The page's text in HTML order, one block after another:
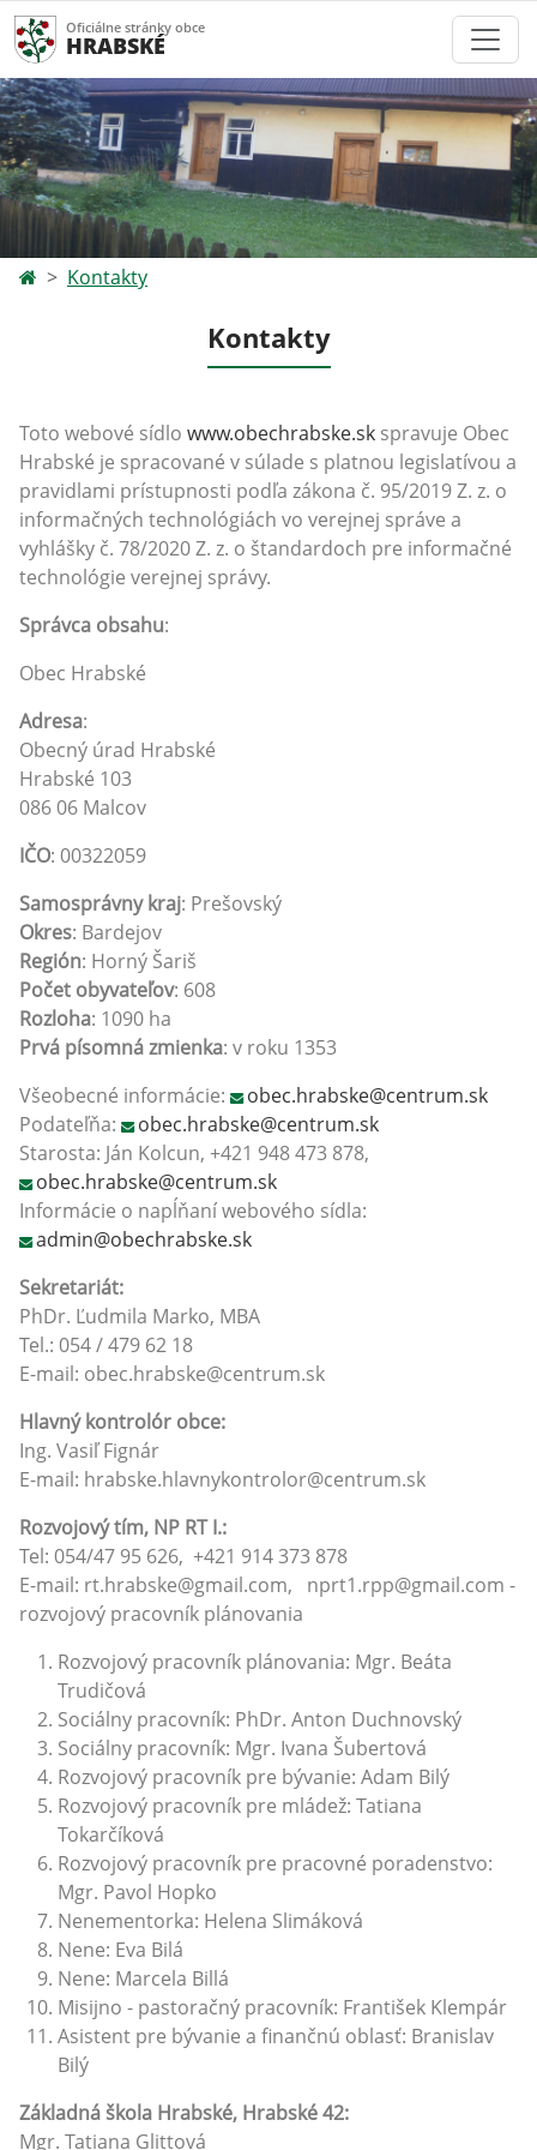
Oficiálne stránky obce
HRABSKÉ
Kontakty
Kontakty
Toto webové sídlo www.obechrabske.sk spravuje Obec
Hrabské je spracované v súlade s platnou legislatívou a
pravidlami prístupnosti podľa zákona č. 95/2019 Z. z. o
informačných technológiách vo verejnej správe a
vyhlášky č. 78/2020 Z. z. o štandardoch pre informačné
technológie verejnej správy.
Správca obsahu:
Obec Hrabské
Adresa:
Obecný úrad Hrabské
Hrabské 103
086 06 Malcov
IČO: 00322059
Samosprávny kraj: Prešovský
Okres: Bardejov
Región: Horný Šariš
Počet obyvateľov: 608
Rozloha: 1090 ha
Prvá písomná zmienka: v roku 1353
Všeobecné informácie:
obec.hrabske@centrum.sk
Podateľňa:
obec.hrabske@centrum.sk
Starosta: Ján Kolcun, +421 948 473 878,
obec.hrabske@centrum.sk
Informácie o napĺňaní webového sídla:
admin@obechrabske.sk
Sekretariát:
PhDr. Ľudmila Marko, MBA
Tel.: 054 / 479 62 18
E-mail: obec.hrabske@centrum.sk
Hlavný kontrolór obce:
Ing. Vasiľ Fignár
E-mail: hrabske.hlavnykontrolor@centrum.sk
Rozvojový tím, NP RT I.:
Tel: 054/47 95 626, +421 914 373 878
E-mail: rt.hrabske@gmail.com, nprt1.rpp@gmail.com -
rozvojový pracovník plánovania
Rozvojový pracovník plánovania: Mgr. Beáta
Trudičová
Sociálny pracovník: PhDr. Anton Duchnovský
Sociálny pracovník: Mgr. Ivana Šubertová
Rozvojový pracovník pre bývanie: Adam Bilý
Rozvojový pracovník pre mládež: Tatiana
Tokarčíková
Rozvojový pracovník pre pracovné poradenstvo:
Mgr. Pavol Hopko
Nenementorka: Helena Slimáková
Nene: Eva Bilá
Nene: Marcela Billá
Misijno - pastoračný pracovník: František Klempár
Asistent pre bývanie a finančnú oblasť: Branislav
Bilý
Základná škola Hrabské, Hrabské 42:
Mgr. Tatiana Glittová